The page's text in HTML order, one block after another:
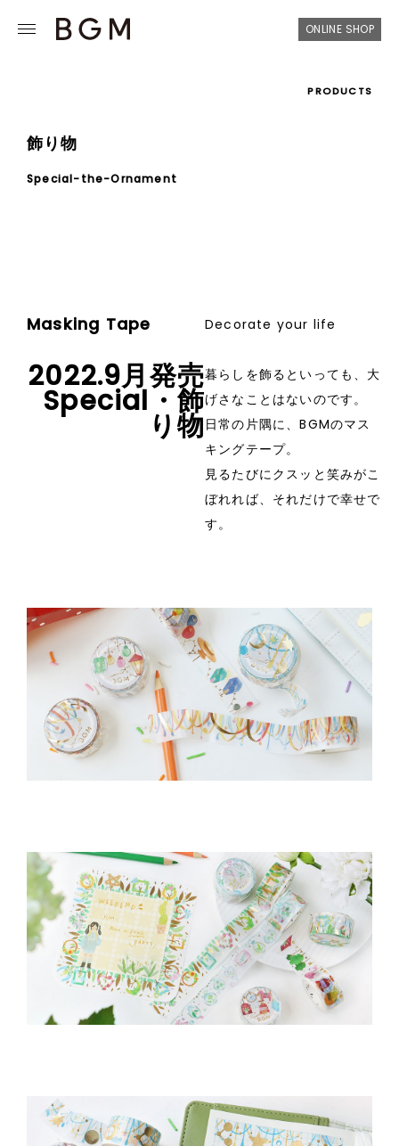
ONLINE SHOP
PRODUCTS
飾り物
Special-the-Ornament
Masking Tape
2022.9月発売
Special・飾
り物
Decorate your life
暮らしを飾るといっても、大
げさなことはないのです。
日常の片隅に、BGMのマス
キングテープ。
見るたびにクスッと笑みがこ
ぼれれば、それだけで幸せで
す。